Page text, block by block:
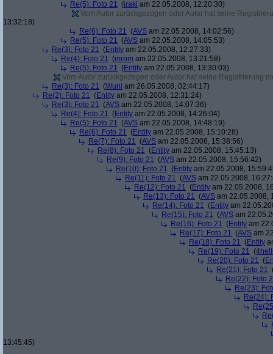
Re(5): Foto 21 (iraki am 22.05.2008, 12:20:30)
Vom Autor zurückgezogen oder Autor hat seine
13:32:18)
Re(6): Foto 21 (AVS am 22.05.2008, 14:02:56)
Re(5): Foto 21 (AVS am 22.05.2008, 14:05:53)
Re(3): Foto 21 (Entity am 22.05.2008, 12:27:33)
Re(4): Foto 21 (mrom am 22.05.2008, 13:21:58)
Re(5): Foto 21 (Entity am 22.05.2008, 13:30:03)
Vom Autor zurückgezogen oder Autor hat seine Registrierung
Re(3): Foto 21 (Wuni am 26.05.2008, 02:44:17)
Re(2): Foto 21 (Entity am 22.05.2008, 12:31:24)
Re(3): Foto 21 (AVS am 22.05.2008, 14:07:36)
Re(4): Foto 21 (Entity am 22.05.2008, 14:26:04)
Re(5): Foto 21 (AVS am 22.05.2008, 14:48:19)
Re(6): Foto 21 (Entity am 22.05.2008, 15:10:28)
Re(7): Foto 21 (AVS am 22.05.2008, 15:38:56)
Re(8): Foto 21 (Entity am 22.05.2008, 15:45:13)
Re(9): Foto 21 (AVS am 22.05.2008, 15:56:42)
Re(10): Foto 21 (Entity am 22.05.2008,
Re(11): Foto 21 (AVS am 22.05.2008,
Re(12): Foto 21 (Entity am 22.05.2008,
Re(13): Foto 21 (AVS am 22.05.2008,
Re(14): Foto 21 (Entity am
Re(15): Foto 21 (AVS am
Re(16): Foto 21 (Entity am
Re(17): Foto 21 (AVS am
Re(18): Foto 21 (Entity
Re(19): Foto 21 (
Re(20): Foto 21 (
Re(21): Foto 21
Re(22): Foto
Re(23):
Re(24):
13:45:45)